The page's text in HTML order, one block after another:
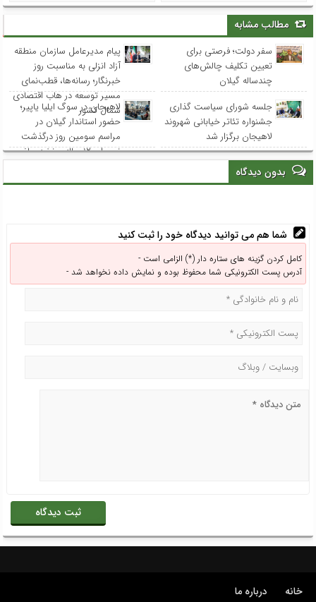
مطالب مشابه
سفر دولت؛ فرصتی برای
تعیین تکلیف چالش‌های
چندساله گیلان
پیام مدیرعامل سازمان منطقه
آزاد انزلی به مناسبت روز
خبرنگار؛ رسانه‌ها، قطب‌نمای
مسیر توسعه در هاب اقتصادی
شمال کشور
جلسه شورای سیاست گذاری
جشنواره تئاتر خیابانی شهروند
لاهیجان برگزار شد
لاهیجان در سوگ ایلیا یاپیر؛
حضور استاندار گیلان در
مراسم سومین روز درگذشت
نوجوان ۱۲ ساله و نخبه ریاضی
بدون دیدگاه
شما هم می توانید دیدگاه خود را ثبت کنید
کامل کردن گزینه های ستاره دار (*) الزامی است -
آدرس پست الکترونیکی شما محفوظ بوده و نمایش داده نخواهد شد -
خانه درباره ما